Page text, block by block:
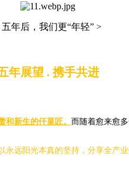
五年后，我们更“年轻” >
年展望 . 携手共进
新生的仟菓匠。 而随着愈来愈
远阳光本真的坚持，分享全产